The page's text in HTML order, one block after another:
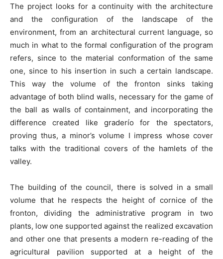
The project looks for a continuity with the architecture
and the configuration of the landscape of the
environment, from an architectural current language, so
much in what to the formal configuration of the program
refers, since to the material conformation of the same
one, since to his insertion in such a certain landscape.
This way the volume of the fronton sinks taking
advantage of both blind walls, necessary for the game of
the ball as walls of containment, and incorporating the
difference created like graderío for the spectators,
proving thus, a minor’s volume I impress whose cover
talks with the traditional covers of the hamlets of the
valley.
The building of the council, there is solved in a small
volume that he respects the height of cornice of the
fronton, dividing the administrative program in two
plants, low one supported against the realized excavation
and other one that presents a modern re-reading of the
agricultural pavilion supported at a height of the